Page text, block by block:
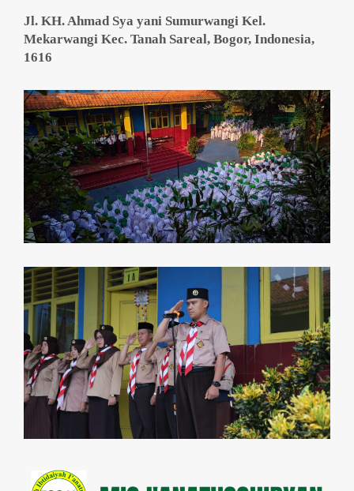
Jl. KH. Ahmad Sya yani Sumurwangi Kel.
Mekarwangi Kec. Tanah Sareal, Bogor, Indonesia,
1616